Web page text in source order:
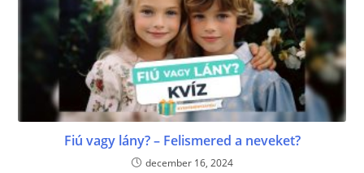
Fiú vagy lány? – Felismered a neveket?
december 16, 2024